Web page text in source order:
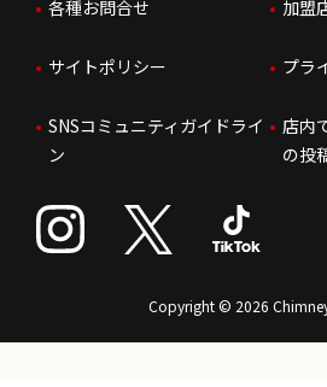
IRお問合せ
人財育成
サステナビリティ
各種お問合せ 加盟
サイトポリシー プラ
SNSコミュニティガイドライ
ン
店内
の投
Copyright © 2026